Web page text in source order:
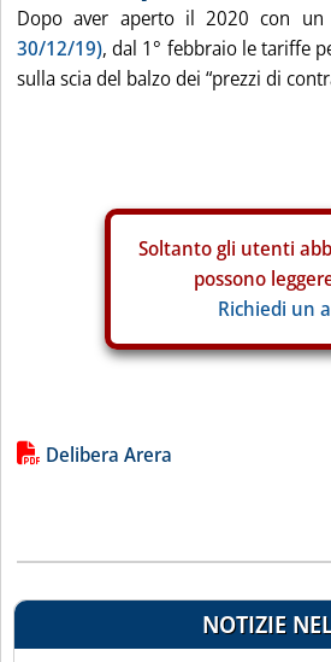
Dopo aver aperto il 2020 con
30/12/19), dal 1° febbraio le tariffe
sulla scia del balzo dei “prezzi di
Soltanto gli utenti
possono
Richiedi un
Lista allegati PDF alla notizia
Delibera Arera
NOTIZIE